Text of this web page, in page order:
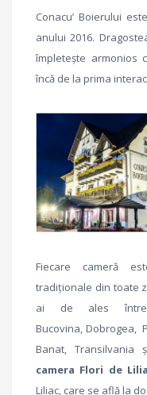
Conacu’ Boierului
anului 2016.
împletește armonios
încă de la prima
Fiecare cameră
tradiționale din toate
ai de ales între
Bucovina, Dobrogea,
Banat, Transilvania
camera Flori de
Liliac, care se află la